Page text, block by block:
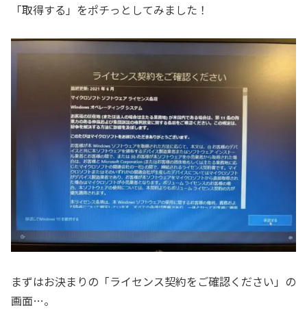
「取得する」をポチっとしてみました！
まずはお決まりの「ライセンス契約をご確認ください」の
画面…。